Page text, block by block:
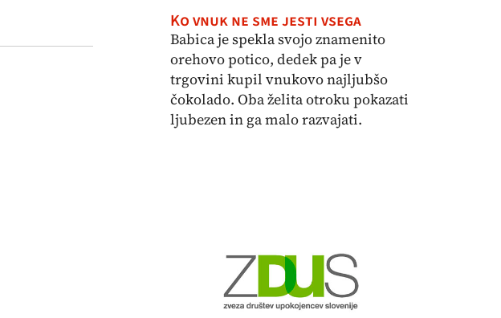
Ko vnuk ne sme jesti vsega
Babica je spekla svojo znamenito
orehovo potico, dedek pa je v
trgovini kupil vnukovo najljubšo
čokolado. Oba želita otroku pokazati
ljubezen in ga malo razvajati.